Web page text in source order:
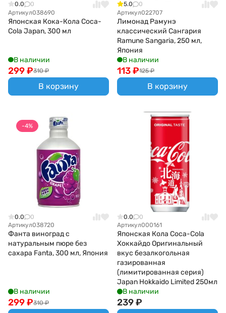
0.0
0
Артикул038690
Японская Кока-Кола Coca-
Cola Japan, 300 мл
В наличии
310 ₽
299₽
В корзину
5.0
0
Артикул022707
Лимонад Рамунэ
классический Сангария
Ramune Sangaria, 250 мл,
Япония
В наличии
125 ₽
113₽
В корзину
-4%
0.0
0
Артикул038720
Фанта виноград с
натуральным пюре без
сахара Fanta, 300 мл, Япония
В наличии
310 ₽
299₽
0.0
0
Артикул000161
Японская Кола Coca-Cola
Хоккайдо Оригинальный
вкус безалкогольная
газированная
(лимитированная серия)
Japan Hokkaido Limited 250мл
В наличии
239₽